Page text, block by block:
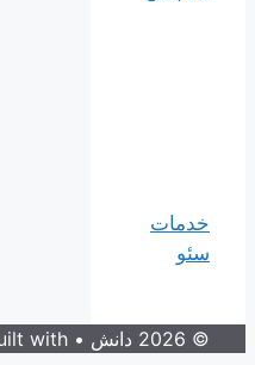
خدمات
سئو
© 2026 دانش • Built with